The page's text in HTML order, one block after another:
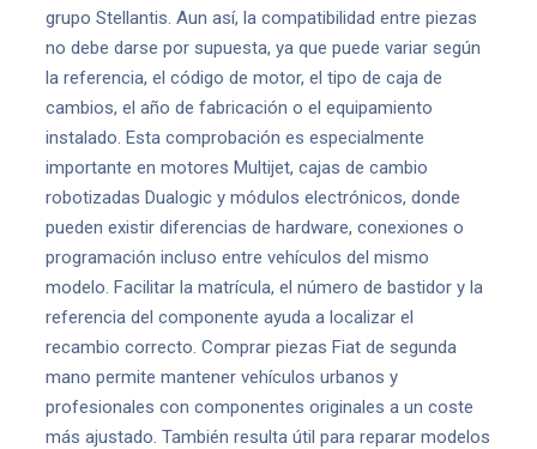
grupo Stellantis. Aun así, la compatibilidad entre piezas
no debe darse por supuesta, ya que puede variar según
la referencia, el código de motor, el tipo de caja de
cambios, el año de fabricación o el equipamiento
instalado. Esta comprobación es especialmente
importante en motores Multijet, cajas de cambio
robotizadas Dualogic y módulos electrónicos, donde
pueden existir diferencias de hardware, conexiones o
programación incluso entre vehículos del mismo
modelo. Facilitar la matrícula, el número de bastidor y la
referencia del componente ayuda a localizar el
recambio correcto. Comprar piezas Fiat de segunda
mano permite mantener vehículos urbanos y
profesionales con componentes originales a un coste
más ajustado. También resulta útil para reparar modelos